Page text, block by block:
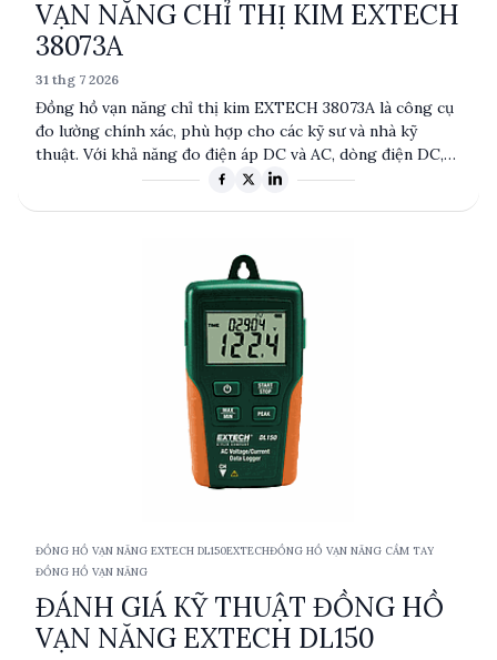
VẠN NĂNG CHỈ THỊ KIM EXTECH
38073A
31 thg 7 2026
Đồng hồ vạn năng chỉ thị kim EXTECH 38073A là công cụ
đo lường chính xác, phù hợp cho các kỹ sư và nhà kỹ
thuật. Với khả năng đo điện áp DC và AC, dòng điện DC,
điện trở và decibel, sản phẩm này đáp ứng nhu cầu kiểm
ĐỒNG HỒ VẠN NĂNG EXTECH DL150EXTECHĐỒNG HỒ VẠN NĂNG CẦM TAY
ĐỒNG HỒ VẠN NĂNG
ĐÁNH GIÁ KỸ THUẬT ĐỒNG HỒ
VẠN NĂNG EXTECH DL150